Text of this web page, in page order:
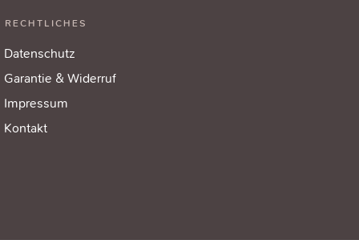
RECHTLICHES
Datenschutz
Garantie & Widerruf
Impressum
Kontakt